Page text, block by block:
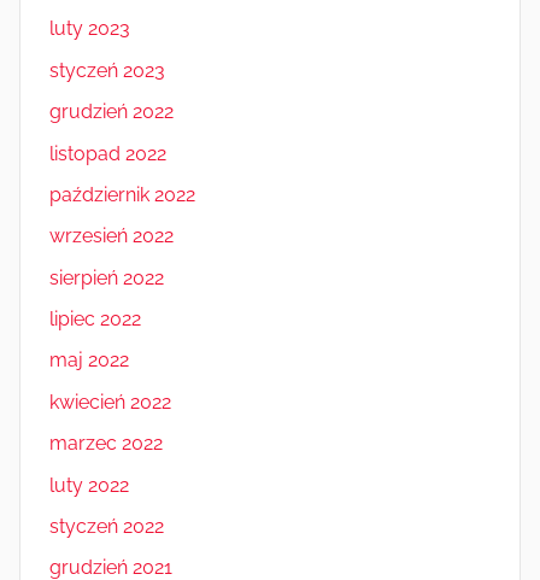
luty 2023
styczeń 2023
grudzień 2022
listopad 2022
październik 2022
wrzesień 2022
sierpień 2022
lipiec 2022
maj 2022
kwiecień 2022
marzec 2022
luty 2022
styczeń 2022
grudzień 2021